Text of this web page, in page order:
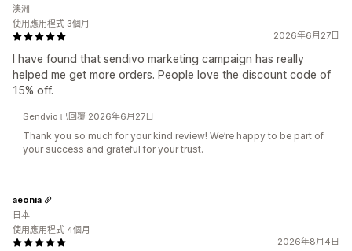
2026年6月27日
I have found that sendivo marketing campaign has really
helped me get more orders. People love the discount code of
15% off.
澳洲
使用應用程式 3個月
Sendvio 已回覆 2026年6月27日
Thank you so much for your kind review! We’re happy to be part of
your success and grateful for your trust.
2026年8月4日
aeonia
日本
使用應用程式 4個月